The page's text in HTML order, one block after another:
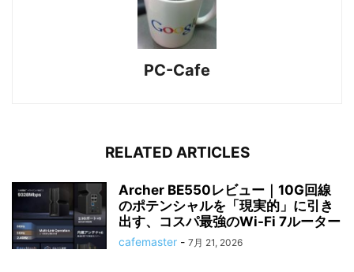
PC-Cafe
RELATED ARTICLES
Archer BE550レビュー｜10G回線
のポテンシャルを「現実的」に引き
出す、コスパ最強のWi-Fi 7ルーター
cafemaster - 7月 21, 2026